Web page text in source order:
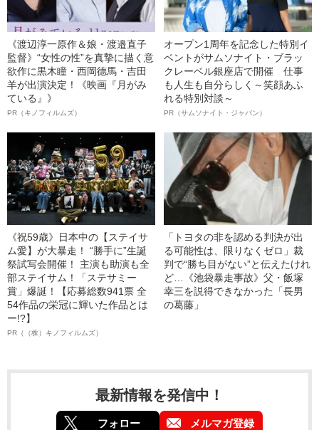
《渡辺淳一原作＆娘・渡邉直子
監督》“女性の性”を真摯に描く意
欲作に黒木瞳・西岡德馬・吉田
羊が出演決定！《映画『月がみ
ている』》
PR（キノフィルムズ）
オープン1周年を記念した特別イ
ベントがサムソナイト・ブラッ
クレーベル銀座店で開催 仕事
も人生も自分らしく～笑顔あふ
れる特別対談～
PR（サムソナイト・ジャパン）
《祝59歳》日本中の【ステイサ
ム愛】が大暴走！ “勝手に”生誕
祭試写会開催！ 主演も助演も全
部ステイサム！「ステサミー
賞」爆誕！【応募総数941票 全
54作品の栄冠に輝いた作品とは
ー!?】
PR（（株）キノフィルムズ）
「トヨタの非を認める判決が出
る可能性は、限りなくゼロ」裁
判で“勝ち目がない”と伝えたけれ
ど…《池袋暴走事故》父・飯塚
幸三を説得できなかった「長男
の葛藤」
最新情報を発信中！
フォロー メルマガ登録